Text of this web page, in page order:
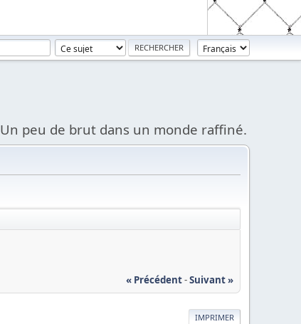
Un peu de brut dans un monde raffiné.
« Précédent-Suivant »
IMPRIMER